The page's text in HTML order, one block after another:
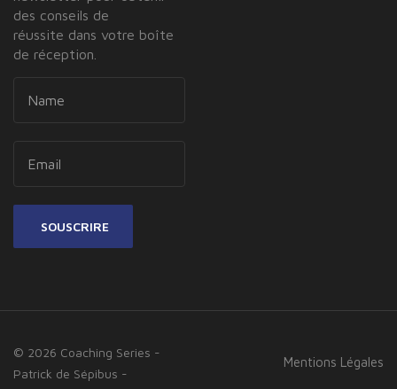
des conseils de
réussite dans votre boîte
de réception.
SOUSCRIRE
© 2026 Coaching Series -
Patrick de Sépibus -
Mentions Légales